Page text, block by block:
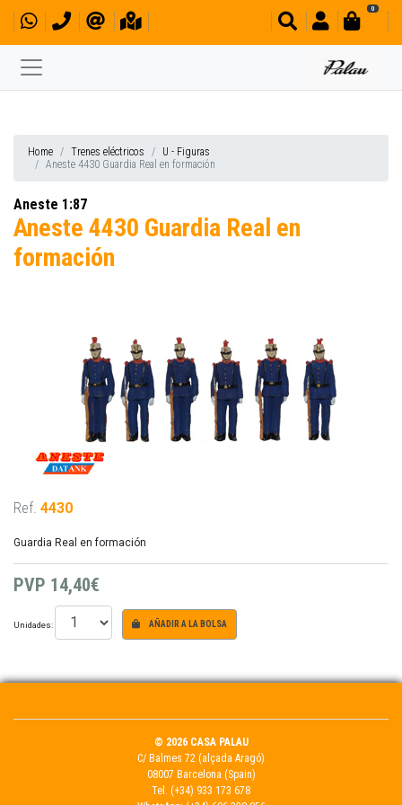
0
Home Trenes eléctricos
U - Figuras
Aneste 4430 Guardia Real en formación
Aneste 1:87
Aneste 4430 Guardia Real en
formación
Ref. 4430
Guardia Real en formación
PVP 14,40€
Unidades: AÑADIR A LA BOLSA
© 2026 CASA PALAU
C/ Balmes 72 (alçada Aragó)
08007 Barcelona (Spain)
Tel. (+34) 933 173 678